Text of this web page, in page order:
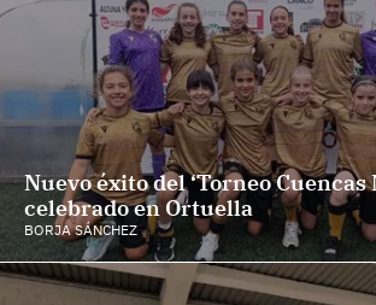
Nuevo éxito del ‘Torneo Cuencas
celebrado en Ortuella
BORJA SÁNCHEZ